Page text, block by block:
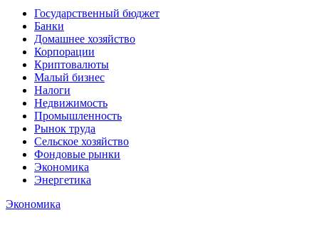
Государственный бюджет
Банки
Домашнее хозяйство
Корпорации
Криптовалюты
Малый бизнес
Налоги
Недвижимость
Промышленность
Рынок труда
Сельское хозяйство
Фондовые рынки
Экономика
Энергетика
Экономика